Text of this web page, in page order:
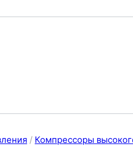
/ Компрессоры